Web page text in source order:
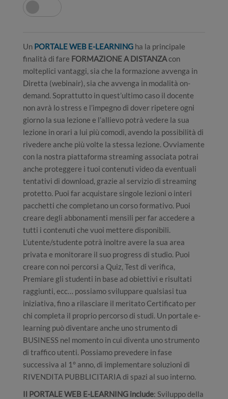
Un PORTALE WEB E-LEARNING ha la principale
finalità di fare FORMAZIONE A DISTANZAcon
molteplici vantaggi, sia che la formazione avvenga in
Diretta (webinair), sia che avvenga in modalità on-
demand. Soprattutto in quest’ultimo caso il docente
non avrà lo stress e l’impegno di dover ripetere ogni
giorno la sua lezione e l’allievo potrà vedere la sua
lezione in orari a lui più comodi, avendo la possibilità di
rivedere anche più volte la stessa lezione. Ovviamente
con la nostra piattaforma streaming associata potrai
anche proteggere i tuoi contenuti video da eventuali
tentativi di download, grazie al servizio di streaming
protetto. Puoi far acquistare singole lezioni o interi
pacchetti che completano un corso formativo. Puoi
creare degli abbonamenti mensili per far accedere a
tutti i contenuti che vuoi mettere disponibili.
L’utente/studente potrà inoltre avere la sua area
privata e monitorare il suo progress di studio. Puoi
creare con noi percorsi a Quiz, Test di verifica,
Premiare gli studenti in base ad obiettivi e risultati
raggiunti, ecc… possiamo sviluppare qualsiasi tua
iniziativa, fino a rilasciare il meritato Certificato per
chi completa il proprio percorso di studi. Un portale e-
learning può diventare anche uno strumento di
BUSINESS nel momento in cui diventa uno strumento
di traffico utenti. Possiamo prevedere in fase
successiva al 1° anno, di implementare soluzioni di
RIVENDITA PUBBLICITARIA di spazi al suo interno.
Il PORTALE WEB E-LEARNING include: Sviluppo della